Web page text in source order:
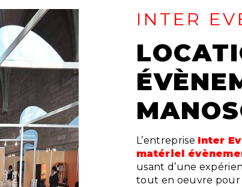
INTER
LOCATION DE MATÉRIEL
L’entreprise Inter
matériel
usant d’une
tout en oeuvre pour